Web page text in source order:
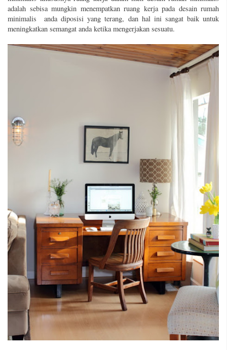
adalah sebisa mungkin menempatkan ruang kerja pada desain rumah
minimalis anda diposisi yang terang, dan hal ini sangat baik untuk
meningkatkan semangat anda ketika mengerjakan sesuatu.